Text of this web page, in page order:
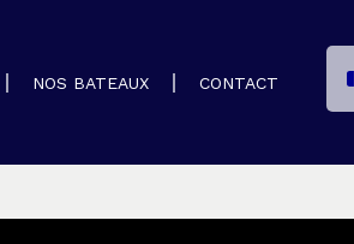
NOS BATEAUX CONTACT